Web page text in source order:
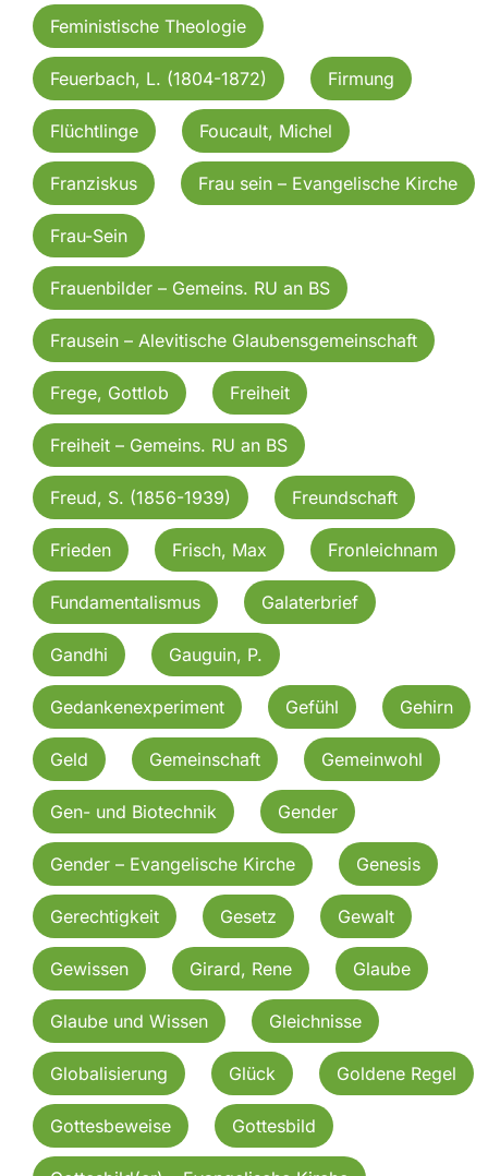
Feministische Theologie
Feuerbach, L. (1804-1872) Firmung
Flüchtlinge Foucault, Michel
Franziskus Frau sein – Evangelische Kirche
Frau-Sein
Frauenbilder – Gemeins. RU an BS
Frausein – Alevitische Glaubensgemeinschaft
Frege, Gottlob Freiheit
Freiheit – Gemeins. RU an BS
Freud, S. (1856-1939) Freundschaft
Frieden Frisch, Max Fronleichnam
Fundamentalismus Galaterbrief
Gandhi Gauguin, P.
Gedankenexperiment Gefühl Gehirn
Geld Gemeinschaft Gemeinwohl
Gen- und Biotechnik Gender
Gender – Evangelische Kirche Genesis
Gerechtigkeit Gesetz Gewalt
Gewissen Girard, Rene Glaube
Glaube und Wissen Gleichnisse
Globalisierung Glück Goldene Regel
Gottesbeweise Gottesbild